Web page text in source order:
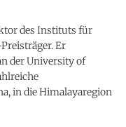
des Instituts für
Er
der University of
in die Himalayaregion